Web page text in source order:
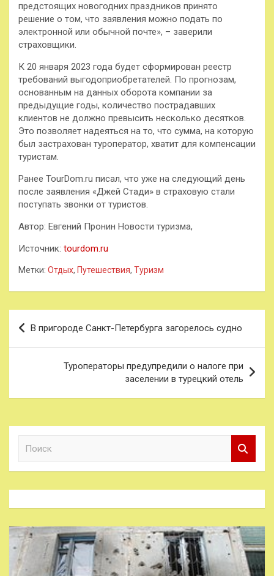
предстоящих новогодних праздников принято
решение о том, что заявления можно подать по
электронной или обычной почте», – заверили
страховщики.
К 20 января 2023 года будет сформирован реестр
требований выгодоприобретателей. По прогнозам,
основанным на данных оборота компании за
предыдущие годы, количество пострадавших
клиентов не должно превысить несколько десятков.
Это позволяет надеяться на то, что сумма, на которую
был застрахован туроператор, хватит для компенсации
туристам.
Ранее TourDom.ru писал, что уже на следующий день
после заявления «Джей Стади» в страховую стали
поступать звонки от туристов.
Автор: Евгений Пронин Новости туризма,
Источник: tourdom.ru
Метки: Отдых, Путешествия, Туризм
Навигация
по
записям
В пригороде Санкт-Петербурга загорелось судно
Туроператоры предупредили о налоге при
заселении в турецкий отель
к